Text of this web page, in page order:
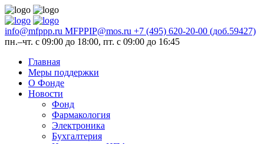
info@mfppp.ru MFPPIP@mos.ru +7 (495) 620-20-00 (доб.59427)
пн.–чт. с 09:00 до 18:00, пт. с 09:00 до 16:45
Главная
Меры поддержки
О Фонде
Новости
Фонд
Фармакология
Электроника
Бухгалтерия